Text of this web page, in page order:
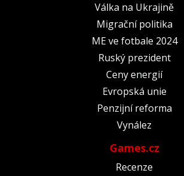
Válka na Ukrajině
Migrační politika
ME ve fotbale 2024
Ruský prezident
Ceny energií
Evropská unie
Penzijní reforma
Vynález
Games.cz
Recenze